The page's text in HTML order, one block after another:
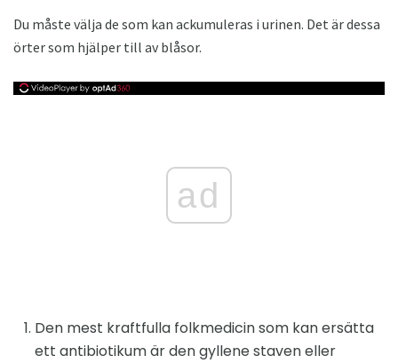
Du måste välja de som kan ackumuleras i urinen. Det är dessa
örter som hjälper till av blåsor.
ad
Den mest kraftfulla folkmedicin som kan ersätta
ett antibiotikum är den gyllene staven eller